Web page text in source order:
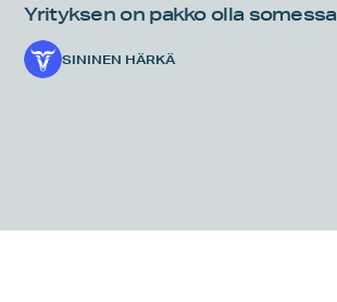
Yrityksen on pakko olla somessa
SININEN HÄRKÄ